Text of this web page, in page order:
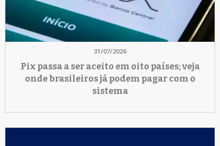
31/07/2026
Pix passa a ser aceito em oito países; veja
onde brasileiros já podem pagar com o
sistema